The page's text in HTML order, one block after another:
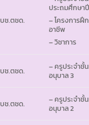
บช.ตชด.
ประถมศึกษา
– โครงการฝึก
อาชีพ
– วิชาการ
บช.ตชด.
– ครูประจำชั้น
อนุบาล 3
บช.ตชด.
– ครูประจำชั้น
อนุบาล 2